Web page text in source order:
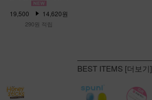
19,500 14,620원
290원 적립
BEST ITEMS [더보기]